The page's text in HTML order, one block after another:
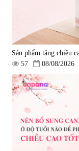
Sản phẩm tăng chiều
57
08/08/2026